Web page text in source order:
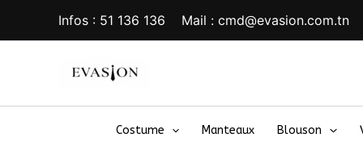
Infos : 51 136 136 Mail : cmd@evasion.com.tn
Costume Manteaux Blouson